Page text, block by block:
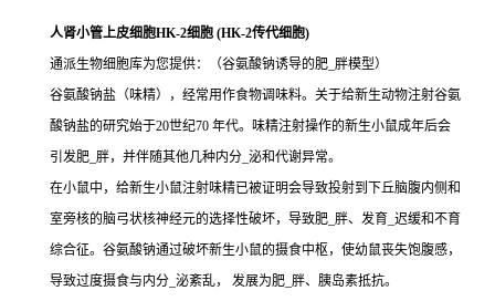
人肾小管上皮细胞HK-2细胞 (HK-2传代细胞)
通派生物细胞库为您提供：（谷氨酸钠诱导的肥_胖模型）
谷氨酸钠盐（味精），经常用作食物调味料。关于给新生动物注射谷氨
酸钠盐的研究始于20世纪70 年代。味精注射操作的新生小鼠成年后会
引发肥_胖，并伴随其他几种内分_泌和代谢异常。
在小鼠中，给新生小鼠注射味精已被证明会导致投射到下丘脑腹内侧和
室旁核的脑弓状核神经元的选择性破坏，导致肥_胖、发育_迟缓和不育
综合征。谷氨酸钠通过破坏新生小鼠的摄食中枢，使幼鼠丧失饱腹感，
导致过度摄食与内分_泌紊乱， 发展为肥_胖、胰岛素抵抗。